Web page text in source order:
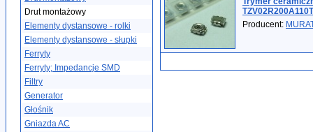
Drut montażowy
Elementy dystansowe - rolki
Elementy dystansowe - słupki
Ferryty
Ferryty; Impedancje SMD
Filtry
Generator
Głośnik
Gniazda AC
Producent: